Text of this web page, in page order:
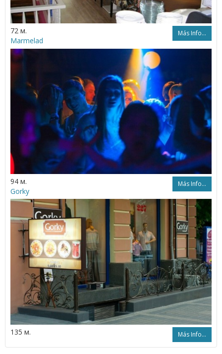
72 м. Más Info...
Marmelad
94 м. Más Info...
Gorky
135 м. Más Info...